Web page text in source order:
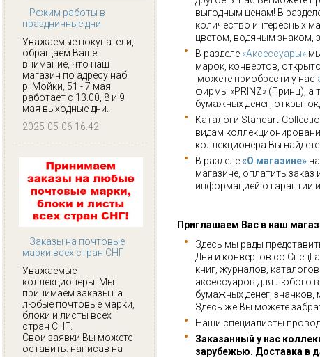
Режим работы в
праздничные дни
Уважаемые покупатели,
обращаем Ваше
внимание, что наш
магазин по адресу наб.
р. Мойки, 51 - 7 мая
работает с 13.00, 8 и 9
мая выходные дни.
2025-05-06 16:42
Заказы на почтовые
марки всех стран СНГ
Уважаемые
коллекционеры. Мы
принимаем заказы на
любые почтовые марки,
блоки и листы всех
стран СНГ.
Свои заявки Вы можете
оставить: написав на
выгодным ценам! В
количество интересных
цветом, водяным знаком,
В разделе «Аксессуары»
марок, конвертов,
можете приобрести у нас
фирмы «PRINZ» (Принц), а
бумажных денег,
Каталоги Standart-
видам
коллекционера Вы найдете
В разделе«О магазине»
магазине, оплатить
информацией о гарантии и
Приглашаем Вас в наш
Здесь мы рады
Дня и конвертов со
книг, журналов,
аксессуаров для любого
бумажных денег,
Здесь же Вы можете
Наши специалисты
Заказанный у нас
зарубежью. Доставка в